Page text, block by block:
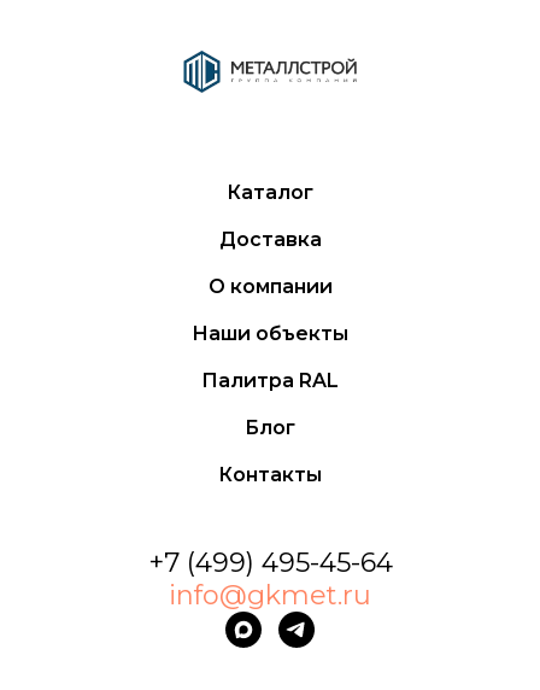
Каталог
Доставка
О компании
Наши объекты
Палитра RAL
Блог
Контакты
+7 (499) 495-45-64
info@gkmet.ru